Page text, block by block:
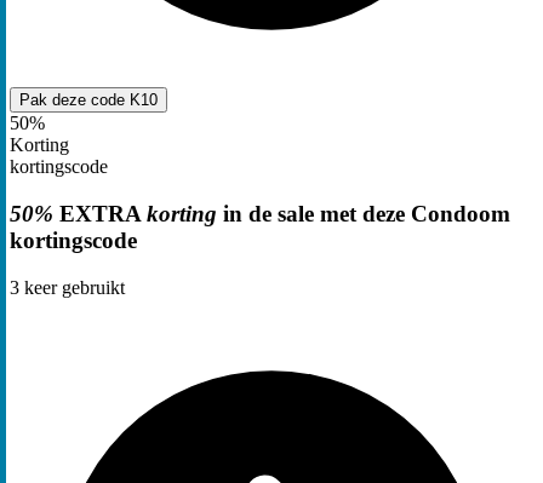
Pak deze code K10
50%
Korting
kortingscode
50% EXTRA korting in de sale met deze Condoom
kortingscode
3 keer gebruikt